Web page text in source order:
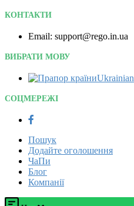
КОНТАКТИ
Email: support@rego.in.ua
ВИБРАТИ МОВУ
Ukrainian‎
СОЦМЕРЕЖІ
Пошук
Додайте оголошення
ЧаПи
Блог
Компанії